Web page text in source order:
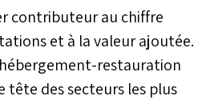
contributeur au chiffre
et à la valeur ajoutée.
restauration
des secteurs les plus